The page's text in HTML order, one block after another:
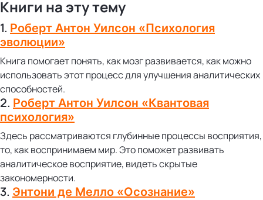
Книги на эту тему
1. Роберт Антон Уилсон «Психология
эволюции»
Книга помогает понять, как мозг развивается, как можно
использовать этот процесс для улучшения аналитических
способностей.
2. Роберт Антон Уилсон «Квантовая
психология»
Здесь рассматриваются глубинные процессы восприятия,
то, как воспринимаем мир. Это поможет развивать
аналитическое восприятие, видеть скрытые
закономерности.
3. Энтони де Мелло «Осознание»